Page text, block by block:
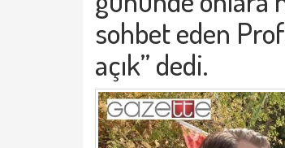
sohbet eden
açık” dedi.